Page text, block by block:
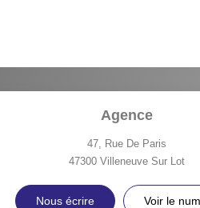
Agence
47, Rue De Paris
47300 Villeneuve Sur Lot
Nous écrire Voir le